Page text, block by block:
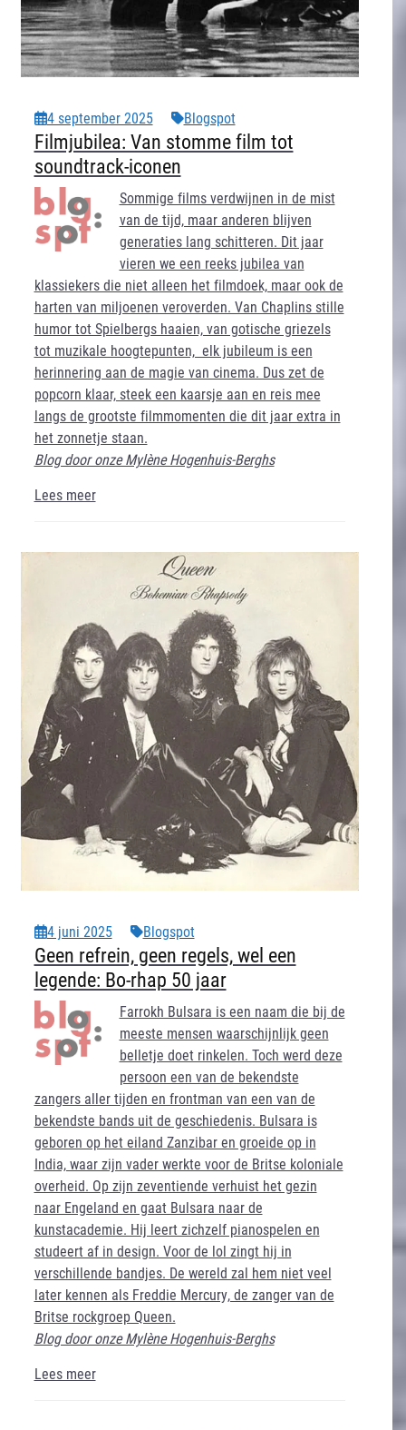
4 september 2025 Blogspot
Filmjubilea: Van stomme film tot
soundtrack-iconen
Sommige films verdwijnen in de mist
van de tijd, maar anderen blijven
generaties lang schitteren. Dit jaar
vieren we een reeks jubilea van
klassiekers die niet alleen het filmdoek, maar ook de
harten van miljoenen veroverden. Van Chaplins stille
humor tot Spielbergs haaien, van gotische griezels
tot muzikale hoogtepunten, elk jubileum is een
herinnering aan de magie van cinema. Dus zet de
popcorn klaar, steek een kaarsje aan en reis mee
langs de grootste filmmomenten die dit jaar extra in
het zonnetje staan.
Blog door onze Mylène Hogenhuis-Berghs
Lees meer
4 juni 2025 Blogspot
Geen refrein, geen regels, wel een
legende: Bo-rhap 50 jaar
Farrokh Bulsara is een naam die bij de
meeste mensen waarschijnlijk geen
belletje doet rinkelen. Toch werd deze
persoon een van de bekendste
zangers aller tijden en frontman van een van de
bekendste bands uit de geschiedenis. Bulsara is
geboren op het eiland Zanzibar en groeide op in
India, waar zijn vader werkte voor de Britse koloniale
overheid. Op zijn zeventiende verhuist het gezin
naar Engeland en gaat Bulsara naar de
kunstacademie. Hij leert zichzelf pianospelen en
studeert af in design. Voor de lol zingt hij in
verschillende bandjes. De wereld zal hem niet veel
later kennen als Freddie Mercury, de zanger van de
Britse rockgroep Queen.
Blog door onze Mylène Hogenhuis-Berghs
Lees meer